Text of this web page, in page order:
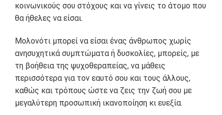
κοινωνικούς σου στόχους και να γίνεις το άτομο που
θα ήθελες να είσαι.
Μολονότι μπορεί να είσαι ένας άνθρωπος χωρίς
ανησυχητικά συμπτώματα ή δυσκολίες, μπορείς, με
τη βοήθεια της ψυχοθεραπείας, να μάθεις
περισσότερα για τον εαυτό σου και τους άλλους,
καθώς και τρόπους ώστε να ζεις την ζωή σου με
μεγαλύτερη προσωπική ικανοποίηση κι ευεξία.